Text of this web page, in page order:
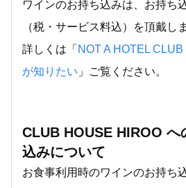
ワインのお持ち込みは、お持ち
（税・サービス料込）を頂戴し
詳しくは「 NOT A HOTEL
が知りたい 」ご覧ください。
CLUB HOUSE HIROO へ
込みについて
お食事利用時のワインのお持ち